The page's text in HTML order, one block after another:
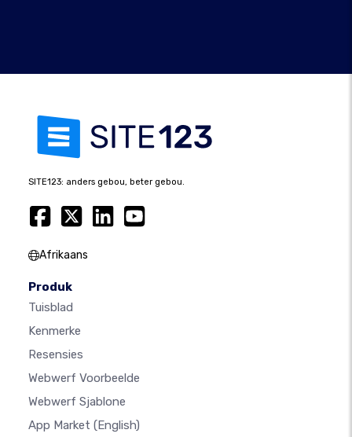
SITE123: anders gebou, beter gebou.
Afrikaans
Produk
Tuisblad
Kenmerke
Resensies
Webwerf Voorbeelde
Webwerf Sjablone
App Market (English)